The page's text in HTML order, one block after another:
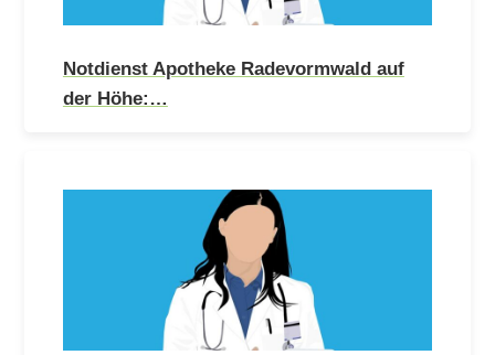
Notdienst Apotheke Radevormwald auf
der Höhe:…